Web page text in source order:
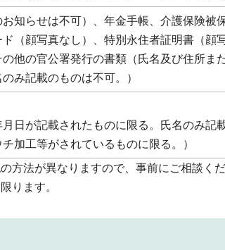
知らせは不可）、年金手帳、介護保険被
（顔写真なし）、特別永住者証明書（顔
他の官公署発行の書類（氏名及び住所ま
み記載のものは不可。）
日が記載されたものに限る。氏名のみ記
加工等がされているものに限る。）
法が異なりますので、事前にご相談くだ
ります。